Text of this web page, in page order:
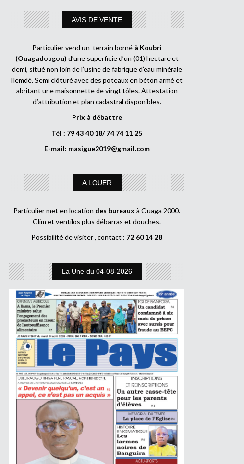
AVIS DE VENTE
Particulier vend un terrain borné à Koubri
(Ouagadougou) d’une superficie d’un (01) hectare et
demi, situé non loin de l’usine de fabrique d’eau minérale
Ilemdé. Semi clôturé avec des poteaux en béton armé et
abritant une maisonnette de vingt tôles. Attestation
d’attribution et plan cadastral disponibles.
Prix à débattre
Tél : 79 43 40 18/ 74 74 11 25
E-mail: masigue2019@gmail.com
A LOUER
Particulier met en location des bureaux à Ouaga 2000.
Clim et ventilos plus débarras et douches.
Possibilité de visiter , contact : 72 60 14 28
La Une du 04-08-2026